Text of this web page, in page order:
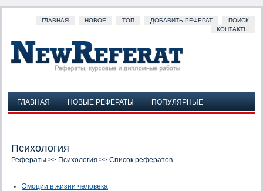
ГЛАВНАЯ НОВОЕ ТОП ДОБАВИТЬ РЕФЕРАТ
ПОИСК
КОНТАКТЫ
ГЛАВНАЯ НОВЫЕ РЕФЕРАТЫ
ПОПУЛЯРНЫЕ
Психология
Рефераты >> Психология >> Список рефератов
Эмоции в жизни человека